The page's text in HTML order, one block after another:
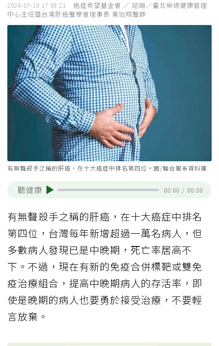
2024-07-10 17:09:21
癌症希望基金會 ／ 諮詢／臺北榮總健康管理
中心主任暨台灣肝癌醫學會理事長 黃怡翔醫師
有無聲殺手之稱的肝癌，在十大癌症中排名第四位。圖/聯合報系資料庫
聽健康 00:00 / 00:00
有無聲殺手之稱的肝癌，在十大癌症中排名
第四位，台灣每年新增超過一萬名病人，但
多數病人發現已是中晚期，死亡率居高不
下。不過，現在有新的免疫合併標靶或雙免
疫治療組合，提高中晚期病人的存活率，即
使是晚期的病人也要勇於接受治療，不要輕
言放棄。